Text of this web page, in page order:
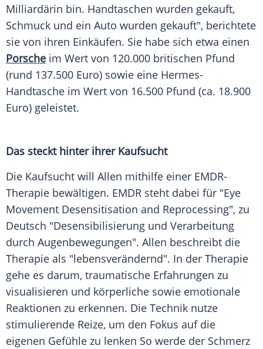
Milliardärin bin. Handtaschen wurden gekauft,
Schmuck und ein Auto wurden gekauft", berichtete
sie von ihren Einkäufen. Sie habe sich etwa einen
Porsche im Wert von 120.000 britischen Pfund
(rund 137.500 Euro) sowie eine Hermes-
Handtasche im Wert von 16.500 Pfund (ca. 18.900
Euro) geleistet.
Das steckt hinter ihrer Kaufsucht
Die Kaufsucht will Allen mithilfe einer EMDR-
Therapie bewältigen. EMDR steht dabei für "Eye
Movement Desensitisation and Reprocessing", zu
Deutsch "Desensibilisierung und Verarbeitung
durch Augenbewegungen". Allen beschreibt die
Therapie als "lebensverändernd". In der Therapie
gehe es darum, traumatische Erfahrungen zu
visualisieren und körperliche sowie emotionale
Reaktionen zu erkennen. Die Technik nutze
stimulierende Reize, um den Fokus auf die
eigenen Gefühle zu lenken So werde der Schmerz